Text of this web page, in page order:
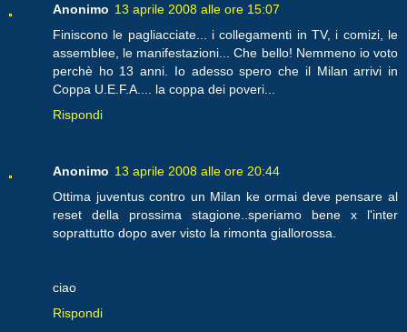
Anonimo 13 aprile 2008 alle ore 15:07
Finiscono le pagliacciate... i collegamenti in TV, i comizi, le
assemblee, le manifestazioni... Che bello! Nemmeno io voto
perchè ho 13 anni. Io adesso spero che il Milan arrivi in
Coppa U.E.F.A.... la coppa dei poveri...
Rispondi
Anonimo 13 aprile 2008 alle ore 20:44
Ottima juventus contro un Milan ke ormai deve pensare al
reset della prossima stagione..speriamo bene x l'inter
soprattutto dopo aver visto la rimonta giallorossa.
ciao
Rispondi